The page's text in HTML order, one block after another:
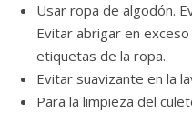
Usar ropa de algodón.
Evitar abrigar en
etiquetas de la ropa.
Evitar suavizante en la
Para la limpieza del